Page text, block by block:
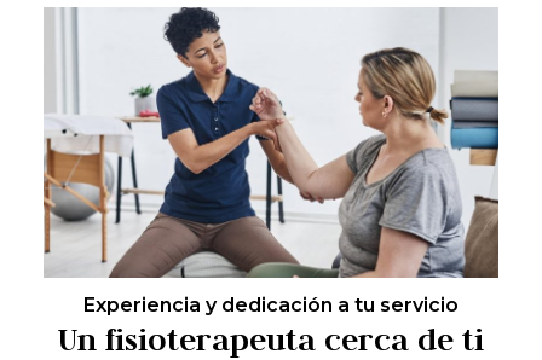
Experiencia y dedicación a tu servicio
Un fisioterapeuta cerca de ti